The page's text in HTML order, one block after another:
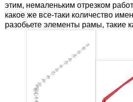
этим, немаленьким отрезком
какое же все-таки количество
разобьете элементы рамы, такие